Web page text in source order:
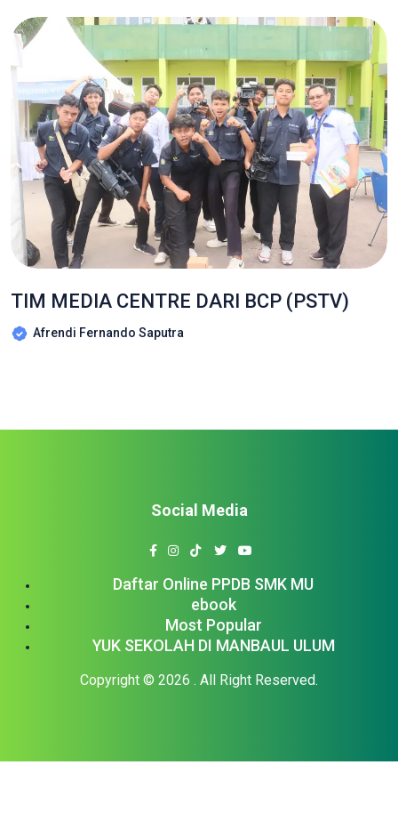
TIM MEDIA CENTRE DARI BCP (PSTV)
Afrendi Fernando Saputra
Daftar Online PPDB SMK MU
ebook
Most Popular
YUK SEKOLAH DI MANBAUL ULUM
Copyright © 2026 . All Right Reserved.
Social Media